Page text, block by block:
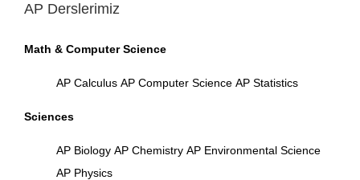
AP Derslerimiz
Math & Computer Science
AP Calculus AP Computer Science AP Statistics
Sciences
AP Biology AP Chemistry AP Environmental Science
AP Physics